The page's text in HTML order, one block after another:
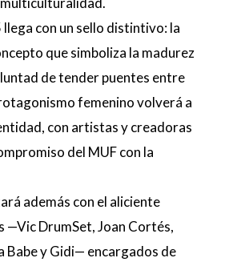
llega con un sello distintivo: la
que simboliza la madurez
de tender puentes entre
femenino volverá a
con artistas y creadoras
del MUF con la
además con el aliciente
—Vic DrumSet, Joan Cortés,
Babe y Gidi— encargados de